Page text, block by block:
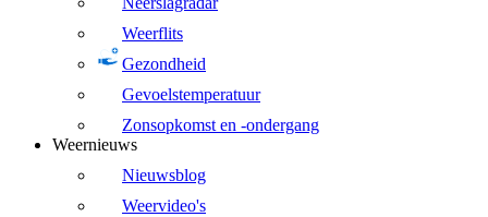
Weerflits
Gezondheid
Gevoelstemperatuur
Zonsopkomst en -ondergang
Weernieuws
Nieuwsblog
Weervideo's